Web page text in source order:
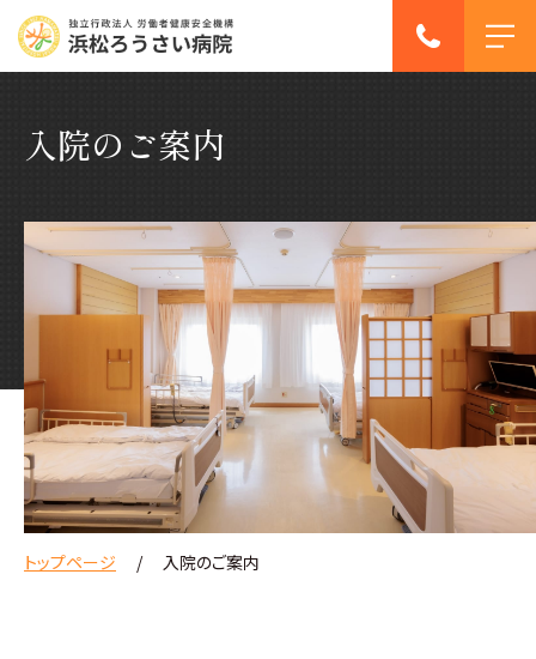
入院のご案内
トップページ 入院のご案内